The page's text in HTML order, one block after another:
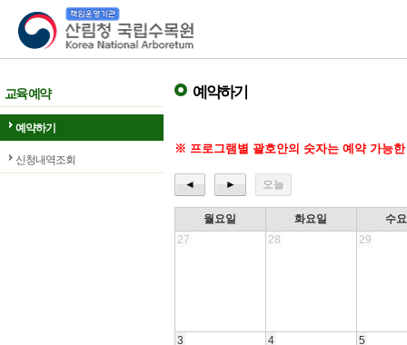
산림청 국립수목원
교육 예약
예약하기
신청내역조회
예약하기
※ 프로그램별 괄호안의 숫자는 예약 가능
◄ ► 오늘
월요일 화요일
수
27
28 29
3 4 5